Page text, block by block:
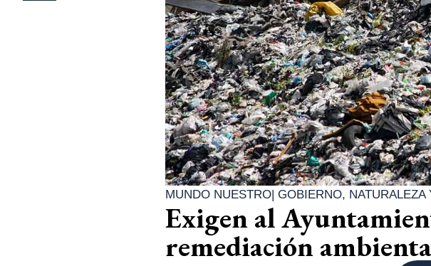
MUNDO NUESTRO GOBIERNO,
Exigen al
remediación